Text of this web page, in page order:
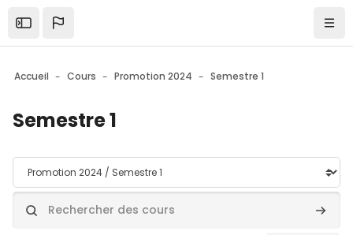
Ouvrir la barre latérale
Accueil Cours Promotion 2024 Semestre 1
Semestre 1
Catégories de cours
Rechercher des cours